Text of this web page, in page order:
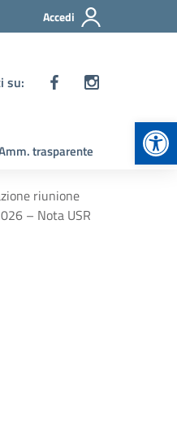
Accedi
su:
trasparente
riunione
– Nota USR